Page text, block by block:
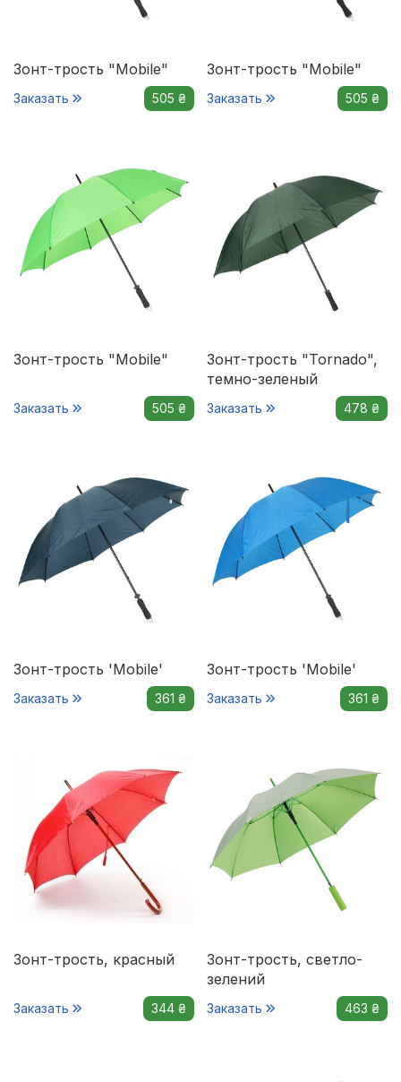
Зонт-трость "Mobile"
Заказать 505 ₴
Зонт-трость "Mobile"
Заказать 505 ₴
Зонт-трость "Mobile"
Заказать 505 ₴
Зонт-трость "Tornado",
темно-зеленый
Заказать 478 ₴
Зонт-трость 'Mobile'
Заказать 361 ₴
Зонт-трость 'Mobile'
Заказать 361 ₴
Зонт-трость, красный
Заказать 344 ₴
Зонт-трость, светло-
зелений
Заказать 463 ₴